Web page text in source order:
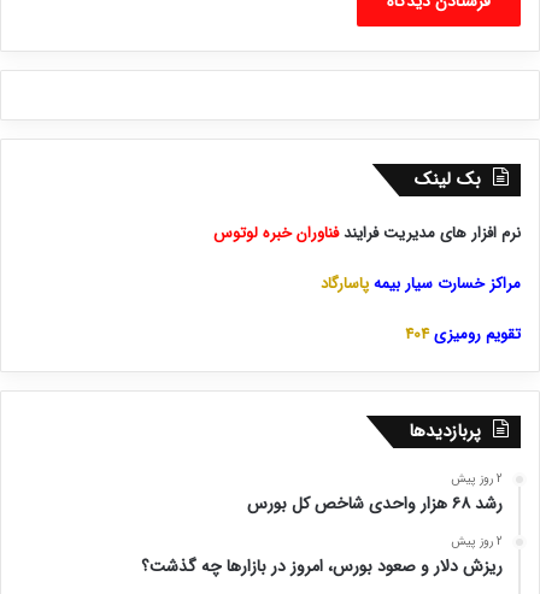
بک لینک
نرم افزار های مدیریت فرایندفناوران خبره لوتوس
مراکز خسارت سیار بیمهپاسارگاد
تقویم رومیزی404
پربازدیدها
2 روز پیش
رشد ۶۸ هزار واحدی شاخص کل بورس
2 روز پیش
ریزش دلار و صعود بورس، امروز در بازارها چه گذشت؟